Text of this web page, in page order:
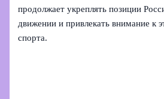
продолжает укреплять позиции
движении и привлекать внимание к
спорта.